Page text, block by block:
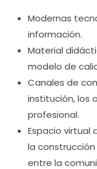
Modernas
información.
Material
modelo de
Canales de
institución, los
profesional.
Espacio virtual
la
entre la